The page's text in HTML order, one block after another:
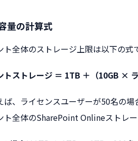
量の計算式
ト全体のストレージ上限は以下の式
トストレージ ＝ 1TB ＋（10GB ×
ば、ライセンスユーザーが50名の
ト全体のSharePoint Onlineストレー